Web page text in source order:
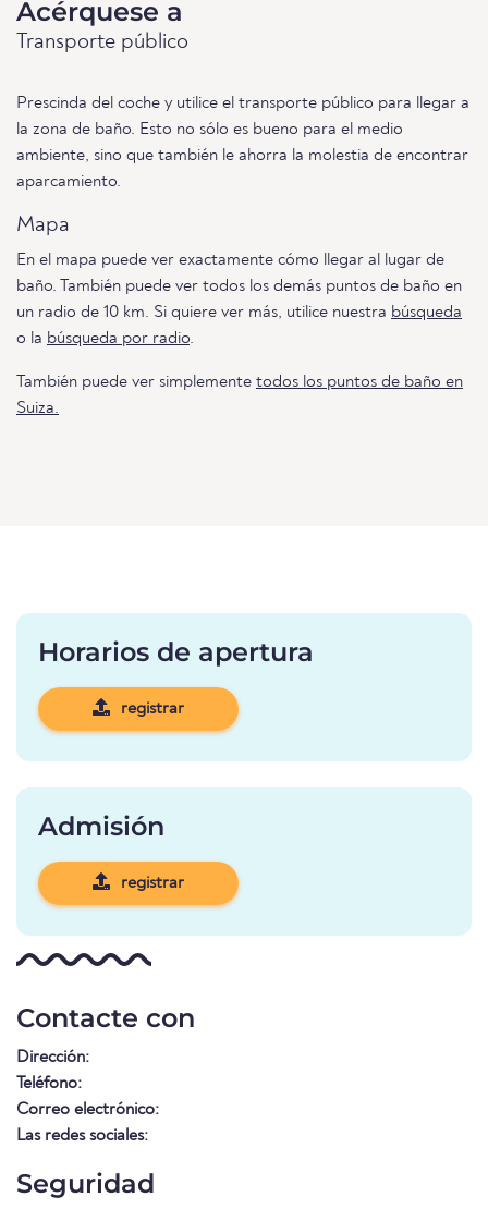
Acérquese a
Transporte público
Prescinda del coche y utilice el transporte público para llegar a
la zona de baño. Esto no sólo es bueno para el medio
ambiente, sino que también le ahorra la molestia de encontrar
aparcamiento.
Mapa
En el mapa puede ver exactamente cómo llegar al lugar de
baño. También puede ver todos los demás puntos de baño en
un radio de 10 km. Si quiere ver más, utilice nuestra búsqueda
o la búsqueda por radio.
También puede ver simplemente todos los puntos de baño en
Suiza.
Horarios de apertura
registrar
Admisión
registrar
Contacte con
Dirección:
Teléfono:
Correo electrónico:
Las redes sociales:
Seguridad